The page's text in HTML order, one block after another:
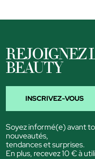
REJOIGNEZ
BEAUTY
INSCRIVEZ-VOUS
Soyez informé(e) avant
nouveautés,
tendances et surprises.
En plus, recevez 10 € à